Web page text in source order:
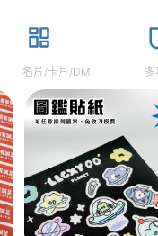
名片/卡片/DM